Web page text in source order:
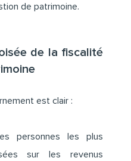
de patrimoine.
de la fiscalité
est clair :
personnes les plus
sur les revenus